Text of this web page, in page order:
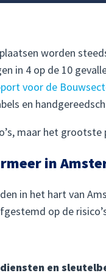
worden
in 4 op de 10
voor de
en
maar het
in
in het hart van
op de
en